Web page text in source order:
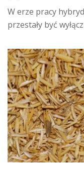
W erze pracy
przestały być